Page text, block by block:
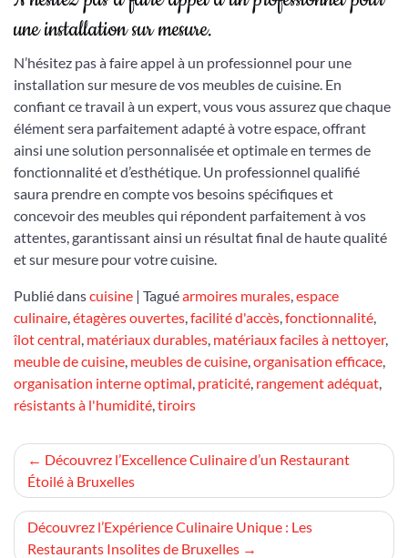
une installation sur mesure.
N’hésitez pas à faire appel à un professionnel pour une
installation sur mesure de vos meubles de cuisine. En
confiant ce travail à un expert, vous vous assurez que chaque
élément sera parfaitement adapté à votre espace, offrant
ainsi une solution personnalisée et optimale en termes de
fonctionnalité et d’esthétique. Un professionnel qualifié
saura prendre en compte vos besoins spécifiques et
concevoir des meubles qui répondent parfaitement à vos
attentes, garantissant ainsi un résultat final de haute qualité
et sur mesure pour votre cuisine.
Publié danscuisine | Taguéarmoires murales,espace
culinaire,étagères ouvertes,facilité d'accès,fonctionnalité,
îlot central, matériaux durables, matériaux faciles à nettoyer,
meuble de cuisine, meubles de cuisine,organisation efficace,
organisation interne optimal, praticité, rangement adéquat,
résistants à l'humidité,tiroirs
Navigation
de
l’article
Découvrez l’Excellence Culinaire d’un Restaurant
Étoilé à Bruxelles
Découvrez l’Expérience Culinaire Unique : Les
Restaurants Insolites de Bruxelles